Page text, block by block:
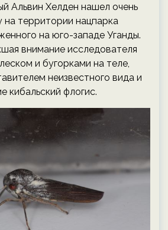
Альвин Хелден нашел очень
территории нацпарка
на юго-западе Уганды.
внимание исследователя
и бугорками на теле,
неизвестного вида и
кибальский флогис.